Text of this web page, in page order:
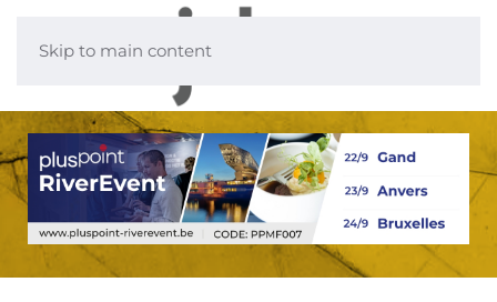
Skip to main content